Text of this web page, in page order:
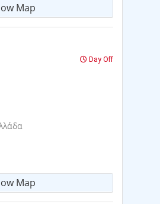
Map
Day Off
Map